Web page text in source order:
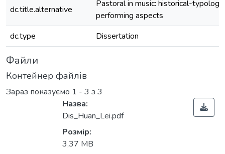
dc.title.alternative
Pastoral in music: historical-
performing aspects
dc.type
Dissertation
Файли
Контейнер файлів
Зараз показуємо 1 - 3 з 3
Назва:
Dis_Huan_Lei.pdf
Розмір:
3,37 MB